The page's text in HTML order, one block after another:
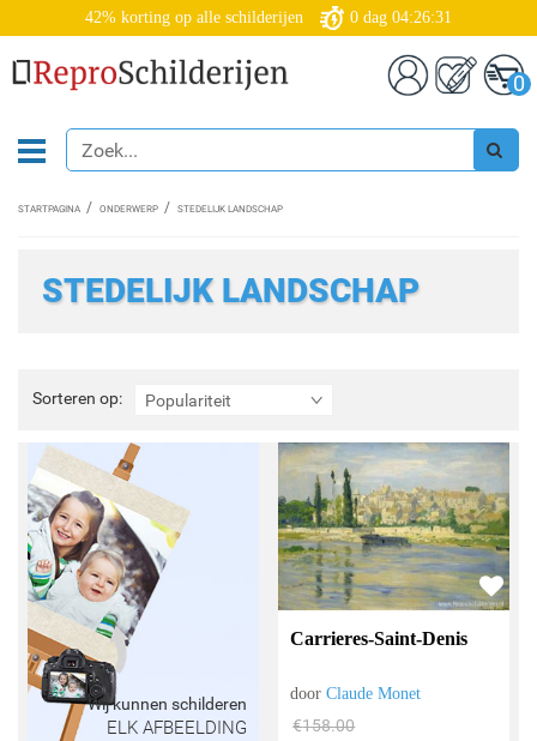
42% korting op alle schilderijen 0 dag 04:26:29
0
STARTPAGINA ONDERWERP STEDELIJK LANDSCHAP
STEDELIJK LANDSCHAP
Sorteren op: Populariteit
Sorteren
op:
Wij kunnen schilderen
ELK AFBEELDING
Carrieres-Saint-Denis
doorClaude Monet
€158.00